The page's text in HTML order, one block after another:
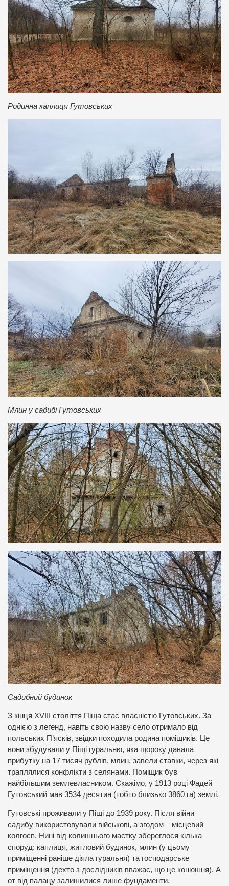
Родинна каплиця Гутовських
Млин у садибі Гутовських
Садибний будинок
З кінця XVIII століття Піща стає власністю Гутовських. За
однією з легенд, навіть свою назву село отримало від
польських П’ясків, звідки походила родина поміщиків. Це
вони збудували у Піщі гуральню, яка щороку давала
прибутку на 17 тисяч рублів, млин, завели ставки, через які
траплялися конфлікти з селянами. Поміщик був
найбільшим землевласником. Скажімо, у 1913 році Фадей
Гутовський мав 3534 десятин (тобто близько 3860 га) землі.
Гутовські проживали у Піщі до 1939 року. Після війни
садибу використовували військові, а згодом – місцевий
колгосп. Нині від колишнього маєтку збереглося кілька
споруд: каплиця, житловий будинок, млин (у цьому
приміщенні раніше діяла гуральня) та господарське
приміщення (дехто з дослідників вважає, що це конюшня). А
от від палацу залишилися лише фундаменти.